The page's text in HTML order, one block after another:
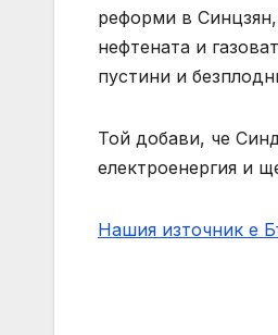
реформи в
нефтената и
пустини и
Той добави, че
електроенергия и
Нашия източник е